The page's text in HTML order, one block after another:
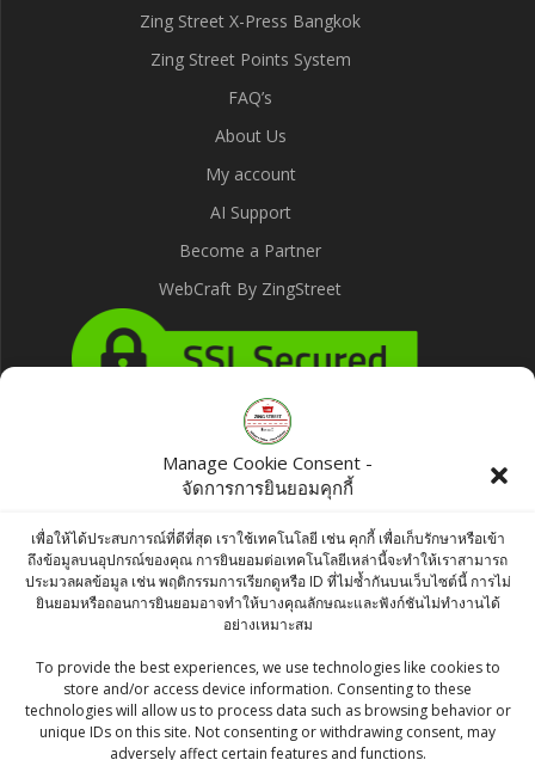
Manage Cookie Consent -
จัดการการยินยอมคุกกี้
เพื่อให้ได้ประสบการณ์ที่ดีที่สุด เราใช้เทคโนโลยี เช่น คุกกี้ เพื่อเก็บรักษาหรือเข้า
ถึงข้อมูลบนอุปกรณ์ของคุณ การยินยอมต่อเทคโนโลยีเหล่านี้จะทำให้เราสามารถ
ประมวลผลข้อมูล เช่น พฤติกรรมการเรียกดูหรือ ID ที่ไม่ซ้ำกันบนเว็บไซต์นี้ การไม่
ยินยอมหรือถอนการยินยอมอาจทำให้บางคุณลักษณะและฟังก์ชันไม่ทำงานได้
อย่างเหมาะสม
To provide the best experiences, we use technologies like cookies to
store and/or access device information. Consenting to these
technologies will allow us to process data such as browsing behavior or
unique IDs on this site. Not consenting or withdrawing consent, may
adversely affect certain features and functions.
Zing Street X-Press Bangkok
Zing Street Points System
FAQ’s
About Us
My account
AI Support
Become a Partner
WebCraft By ZingStreet
Products
MDH Chunky Chat Masala 100g
฿65.00
Fresh Coconut Barfi 500g - Indian Sweets
฿175.00Original
price
was:
฿165.00Current
price
is:
Maggi Masala Noodles 420g